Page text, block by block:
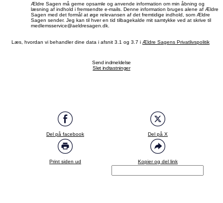
Ældre Sagen må gerne opsamle og anvende information om min åbning og
læsning af indhold i fremsendte e-mails. Denne information bruges alene af Ældre
Sagen med det formål at øge relevansen af det fremtidige indhold, som Ældre
Sagen sender. Jeg kan til hver en tid tilbagekalde mit samtykke ved at skrive til
medlemsservice@aeldresagen.dk.
Læs, hvordan vi behandler dine data i afsnit 3.1 og 3.7 i Ældre Sagens Privatlivspolitik
Slet indtastninger
Send indmeldelse
Del på facebook Del på X
Print siden ud Kopier og del link